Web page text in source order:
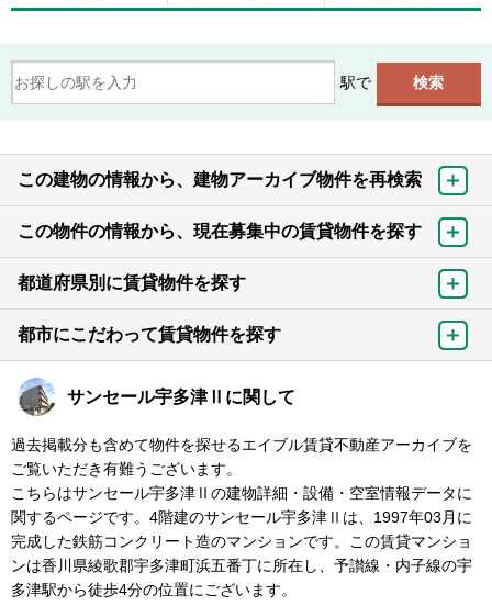
駅で
この建物の情報から、建物アーカイブ物件を再検索
この物件の情報から、現在募集中の賃貸物件を探す
都道府県別に賃貸物件を探す
都市にこだわって賃貸物件を探す
サンセール宇多津Ⅱに関して
過去掲載分も含めて物件を探せるエイブル賃貸不動産アーカイブを
ご覧いただき有難うございます。
こちらはサンセール宇多津Ⅱの建物詳細・設備・空室情報データに
関するページです。4階建のサンセール宇多津Ⅱは、1997年03月に
完成した鉄筋コンクリート造のマンションです。この賃貸マンショ
ンは香川県綾歌郡宇多津町浜五番丁に所在し、予讃線・内子線の宇
多津駅から徒歩4分の位置にございます。